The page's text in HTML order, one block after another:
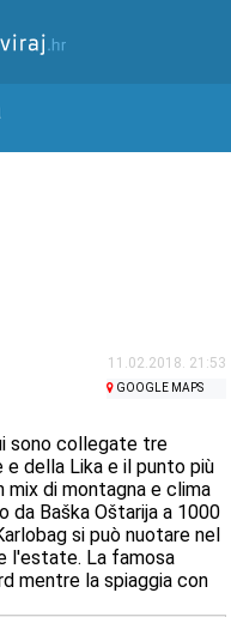
11.02.2018. 21:53
GOOGLE MAPS
sono collegate tre
e della Lika e il punto più
mix di montagna e clima
da Baška Oštarija a 1000
si può nuotare nel
l'estate. La famosa
mentre la spiaggia con